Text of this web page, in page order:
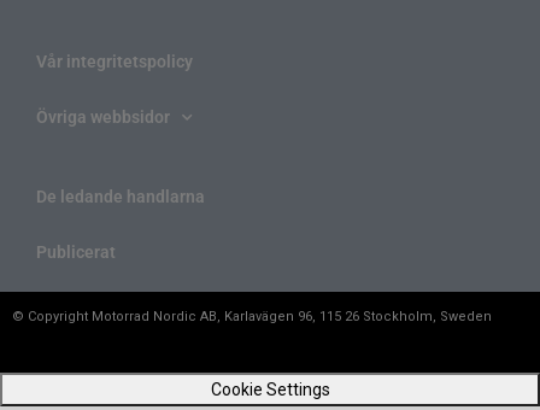
Vår integritetspolicy
Övriga webbsidor
De ledande handlarna
Publicerat
© Copyright Motorrad Nordic AB, Karlavägen 96, 115 26 Stockholm, Sweden
Cookie Settings